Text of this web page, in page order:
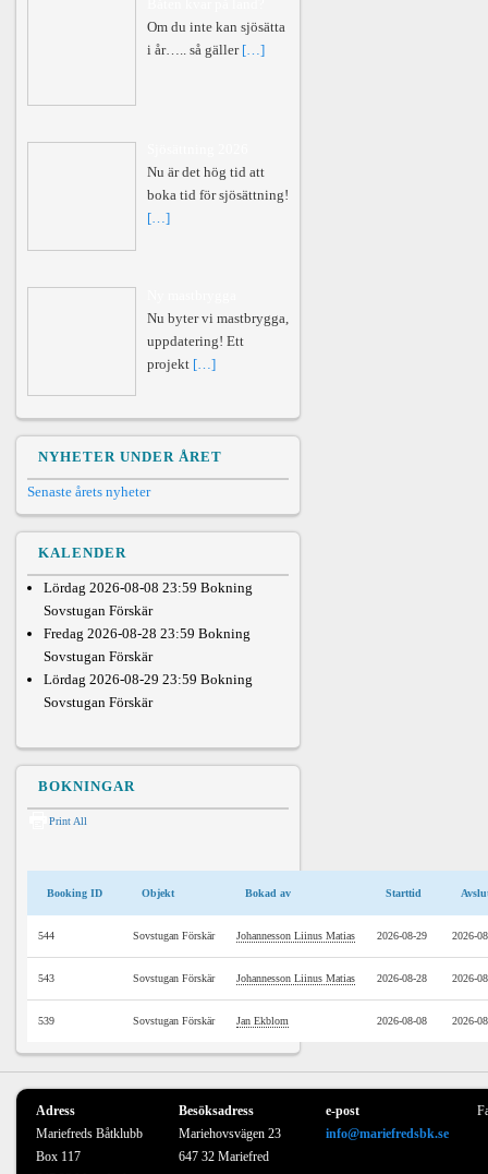
Om du inte kan sjösätta
i år….. så gäller […]
Nu är det hög tid att
boka tid för sjösättning!
[…]
Nu byter vi mastbrygga,
uppdatering! Ett
projekt […]
NYHETER UNDER ÅRET
Senaste årets nyheter
KALENDER
Lördag 2026-08-08 23:59 Bokning
Sovstugan Förskär
Fredag 2026-08-28 23:59 Bokning
Sovstugan Förskär
Lördag 2026-08-29 23:59 Bokning
Sovstugan Förskär
BOKNINGAR
Print All
Booking ID Objekt Bokad av Starttid
544 Sovstugan Förskär Johannesson Liinus Matias 2026-08-29 2026-
543 Sovstugan Förskär Johannesson Liinus Matias 2026-08-28 2026-
539 Sovstugan Förskär Jan Ekblom 2026-08-08 2026-
Adress Besöksadress e-post
Mariefreds Båtklubb
Box 117
Mariehovsvägen 23
647 32 Mariefred
info@mariefredsbk.se